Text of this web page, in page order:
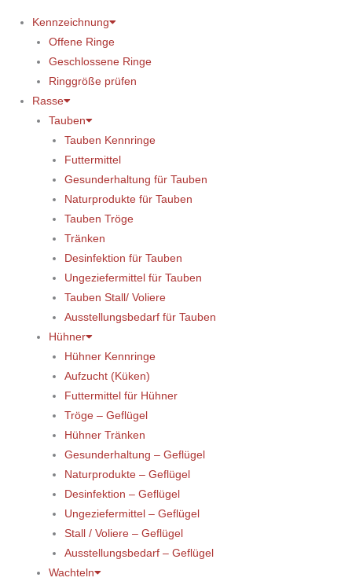
Kennzeichnung
Offene Ringe
Geschlossene Ringe
Ringgröße prüfen
Rasse
Tauben
Tauben Kennringe
Futtermittel
Gesunderhaltung für Tauben
Naturprodukte für Tauben
Tauben Tröge
Tränken
Desinfektion für Tauben
Ungeziefermittel für Tauben
Tauben Stall/ Voliere
Ausstellungsbedarf für Tauben
Hühner
Hühner Kennringe
Aufzucht (Küken)
Futtermittel für Hühner
Tröge – Geflügel
Hühner Tränken
Gesunderhaltung – Geflügel
Naturprodukte – Geflügel
Desinfektion – Geflügel
Ungeziefermittel – Geflügel
Stall / Voliere – Geflügel
Ausstellungsbedarf – Geflügel
Wachteln